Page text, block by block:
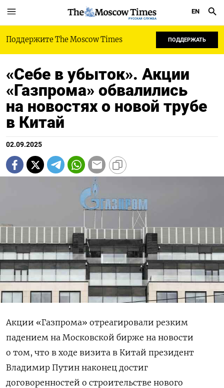
РУССКАЯ СЛУЖБА
EN
Поддержите The Moscow Times ПОДДЕРЖАТЬ
«Себе в убыток». Акции
«Газпрома» обвалились
на новостях о новой трубе
в Китай
02.09.2025
Акции «Газпрома» отреагировали резким
падением на Московской бирже на новости
о том, что в ходе визита в Китай президент
Владимир Путин наконец достиг
договоренностей о строительстве нового